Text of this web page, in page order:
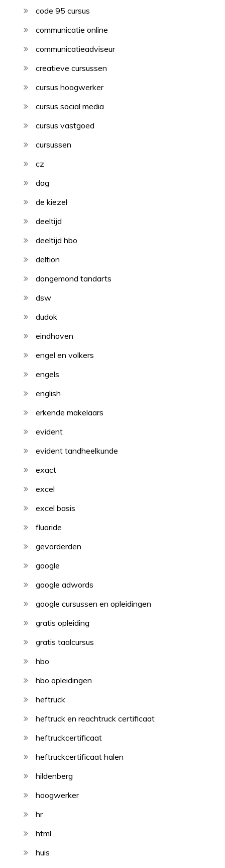
code 95 cursus
communicatie online
communicatieadviseur
creatieve cursussen
cursus hoogwerker
cursus social media
cursus vastgoed
cursussen
cz
dag
de kiezel
deeltijd
deeltijd hbo
deltion
dongemond tandarts
dsw
dudok
eindhoven
engel en volkers
engels
english
erkende makelaars
evident
evident tandheelkunde
exact
excel
excel basis
fluoride
gevorderden
google
google adwords
google cursussen en opleidingen
gratis opleiding
gratis taalcursus
hbo
hbo opleidingen
heftruck
heftruck en reachtruck certificaat
heftruckcertificaat
heftruckcertificaat halen
hildenberg
hoogwerker
hr
html
huis